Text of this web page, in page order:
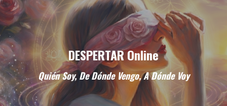
DESPERTAR Online
Quién Soy, De Dónde Vengo, A Dónde Voy